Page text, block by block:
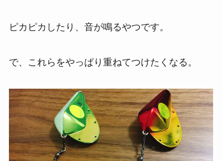
ピカピカしたり、音が鳴るやつです。
で、これらをやっぱり重ねてつけたくなる。